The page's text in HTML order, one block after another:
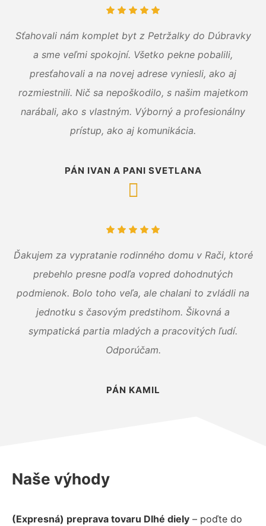
Sťahovali nám komplet byt z Petržalky do Dúbravky
a sme veľmi spokojní. Všetko pekne pobalili,
presťahovali a na novej adrese vyniesli, ako aj
rozmiestnili. Nič sa nepoškodilo, s našim majetkom
narábali, ako s vlastným. Výborný a profesionálny
prístup, ako aj komunikácia.
PÁN IVAN A PANI SVETLANA
Ďakujem za vypratanie rodinného domu v Rači, ktoré
prebehlo presne podľa vopred dohodnutých
podmienok. Bolo toho veľa, ale chalani to zvládli na
jednotku s časovým predstihom. Šikovná a
sympatická partia mladých a pracovitých ľudí.
Odporúčam.
PÁN KAMIL
Naše výhody
(Expresná) preprava tovaru Dlhé diely – poďte do